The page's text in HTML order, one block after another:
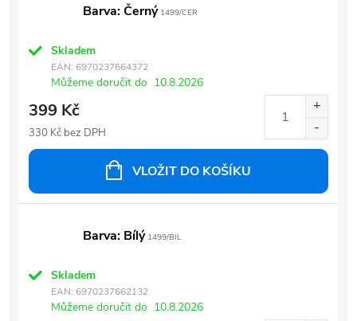
Barva: Černý1499/CER
Skladem
EAN: 6970237664372
Můžeme doručit do 10.8.2026
399 Kč
330 Kč bez DPH
VLOŽIT DO KOŠÍKU
Barva: Bílý1499/BIL
Skladem
EAN: 6970237662132
Můžeme doručit do 10.8.2026